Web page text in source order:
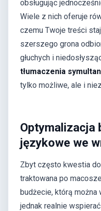
obsługując
Wiele z nich oferuje
czemu Twoje treści
szerszego grona
głuchych i
tłumaczenia
tylko możliwe, ale i
Optymalizacja
językowe we
Zbyt często kwestia
traktowana po
budżecie, którą można
jednak realnie